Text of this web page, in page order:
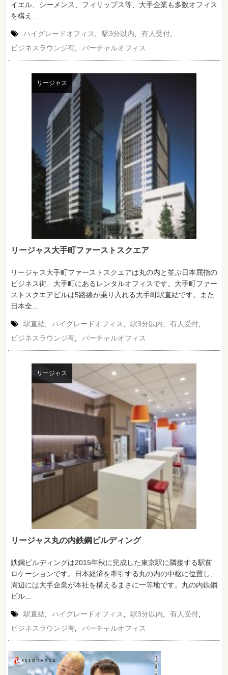
イエル、シーメンス、フィリップス等、大手企業も多数オフィス
を構え...
ハイグレードオフィス 駅3分以内 有人受付
ビジネスラウンジ有
バーチャルオフィス
リージャス
リージャス大手町ファーストスクエア
リージャス大手町ファーストスクエアは丸の内と並ぶ日本屈指の
ビジネス街、大手町にあるレンタルオフィスです。大手町ファー
ストスクエアビルは5路線が乗り入れる大手町駅直結です。また
日本全...
駅直結 ハイグレードオフィス 駅3分以内 有人受付
ビジネスラウンジ有
バーチャルオフィス
リージャス
リージャス丸の内鉄鋼ビルディング
鉄鋼ビルディングは2015年秋に完成した東京駅に隣接する駅前
ロケーションです。日本経済を牽引する丸の内の中枢に位置し、
周辺には大手企業が本社を構えるまさに一等地です。丸の内鉄鋼
ビル...
駅直結 ハイグレードオフィス 駅3分以内 有人受付
ビジネスラウンジ有
バーチャルオフィス